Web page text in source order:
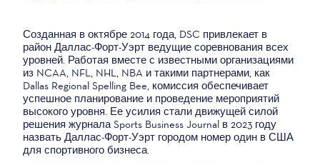
Созданная в октябре 2014 года, DSC привлекает в
район Даллас-Форт-Уэрт ведущие соревнования всех
уровней. Работая вместе с известными организациями
из NCAA, NFL, NHL, NBA и такими партнерами, как
Dallas Regional Spelling Bee, комиссия обеспечивает
успешное планирование и проведение мероприятий
высокого уровня. Ее усилия стали движущей силой
решения журнала Sports Business Journal в 2023 году
назвать Даллас-Форт-Уэрт городом номер один в США
для спортивного бизнеса.